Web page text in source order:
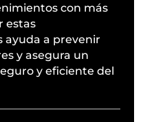
con más
estas
ayuda a prevenir
y asegura un
y eficiente del